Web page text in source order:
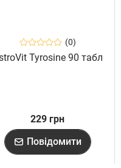
(0)
Tyrosine 90 табл
229 грн
Повідомити